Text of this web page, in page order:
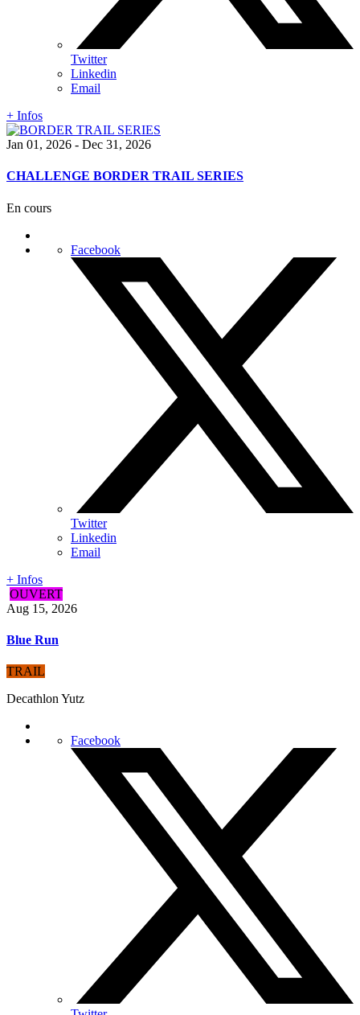
Twitter
Linkedin
Email
+ Infos
Jan 01, 2026 - Dec 31, 2026
CHALLENGE BORDER TRAIL SERIES
En cours
Facebook
Twitter
Linkedin
Email
+ Infos
OUVERT
Aug 15, 2026
Blue Run
TRAIL
Decathlon Yutz
Facebook